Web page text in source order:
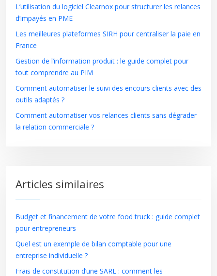
L’utilisation du logiciel Clearnox pour structurer les relances
d’impayés en PME
Les meilleures plateformes SIRH pour centraliser la paie en
France
Gestion de l’information produit : le guide complet pour
tout comprendre au PIM
Comment automatiser le suivi des encours clients avec des
outils adaptés ?
Comment automatiser vos relances clients sans dégrader
la relation commerciale ?
Articles similaires
Budget et financement de votre food truck : guide complet
pour entrepreneurs
Quel est un exemple de bilan comptable pour une
entreprise individuelle ?
Frais de constitution d’une SARL : comment les